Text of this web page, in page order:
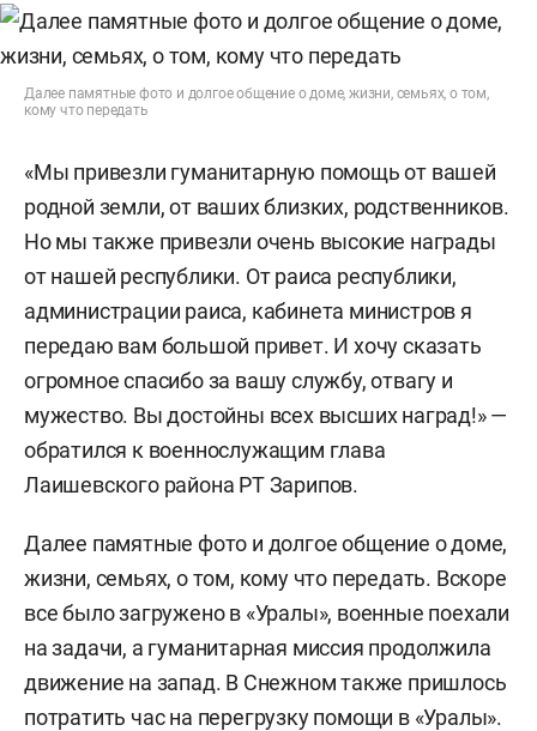
Далее памятные фото и долгое общение о доме, жизни, семьях, о том,
кому что передать
«Мы привезли гуманитарную помощь от вашей
родной земли, от ваших близких, родственников.
Но мы также привезли очень высокие награды
от нашей республики. От раиса республики,
администрации раиса, кабинета министров я
передаю вам большой привет. И хочу сказать
огромное спасибо за вашу службу, отвагу и
мужество. Вы достойны всех высших наград!» —
обратился к военнослужащим глава
Лаишевского района РТ Зарипов.
Далее памятные фото и долгое общение о доме,
жизни, семьях, о том, кому что передать. Вскоре
все было загружено в «Уралы», военные поехали
на задачи, а гуманитарная миссия продолжила
движение на запад. В Снежном также пришлось
потратить час на перегрузку помощи в «Уралы».